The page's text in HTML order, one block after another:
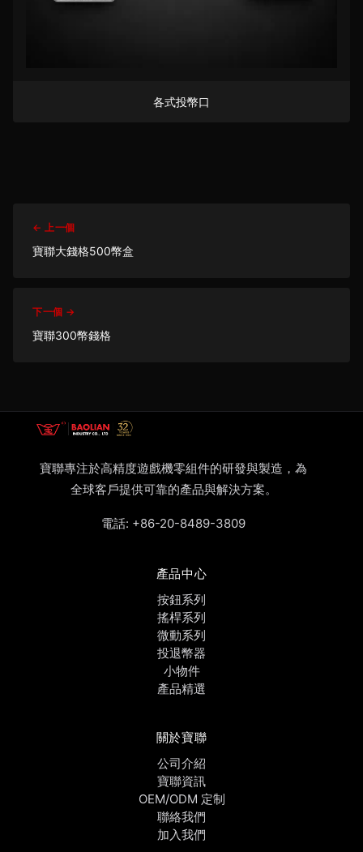
各式投幣口
← 上一個
寶聯大錢格500幣盒
下一個 →
寶聯300幣錢格
寶聯專注於高精度遊戲機零組件的研發與製造，為
全球客戶提供可靠的產品與解決方案。
電話: +86-20-8489-3809
產品中心
按鈕系列
搖桿系列
微動系列
投退幣器
小物件
產品精選
關於寶聯
公司介紹
寶聯資訊
OEM/ODM 定制
聯絡我們
加入我們